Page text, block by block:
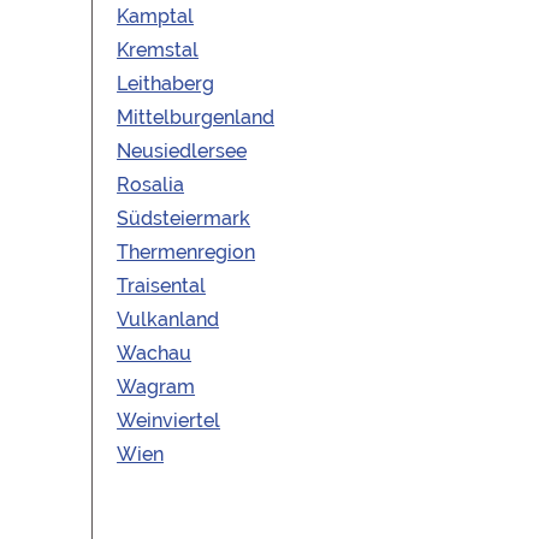
ab 6 Flaschen
Muskateller, der als Aperitif
und als Begleiter zu
Kamptal
Kremstal
Leithaberg
Mittelburgenland
Neusiedlersee
Rosalia
Südsteiermark
Thermenregion
Traisental
Vulkanland
Wachau
Wagram
Weinviertel
Wien